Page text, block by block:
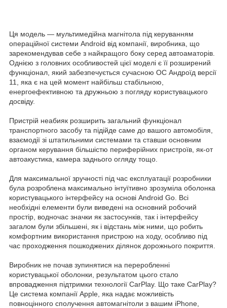
Ця модель — мультимедійна магнітола під керуванням
операційної системи Android від компанії, виробника, що
зарекомендував себе з найкращого боку серед автоаматорів.
Однією з головних особливостей цієї моделі є її розширений
функціонал, який забезпечується сучасною ОС Андроїд версії
11, яка є на цей момент найбільш стабільною,
енергоефективною та дружньою з погляду користувацького
досвіду.
Пристрій неабияк розширить загальний функціонал
транспортного засобу та підійде саме до вашого автомобіля,
взаємодії зі штатильними системами та ставши основним
органом керування більшістю периферійних пристроїв, як-от
автоакустика, камера заднього огляду тощо.
Для максимальної зручності під час експлуатації розробники
була розроблена максимально інтуїтивно зрозуміла оболонка
користувацького інтерфейсу на основі Android Go. Всі
необхідні елементи були виведені на основний робочий
простір, водночас значки як застосунків, так і інтерфейсу
загалом були збільшені, як і відстань між ними, що робить
комфортним використання пристрою на ходу, особливо під
час проходження пошкоджених ділянок дорожнього покриття.
Виробник не почав зупинятися на переробленні
користувацької оболонки, результатом цього стало
впровадження підтримки технології CarPlay. Що таке CarPlay?
Це система компанії Apple, яка надає можливість
повноцінного сполучення автомагнітоли з вашим iPhone,